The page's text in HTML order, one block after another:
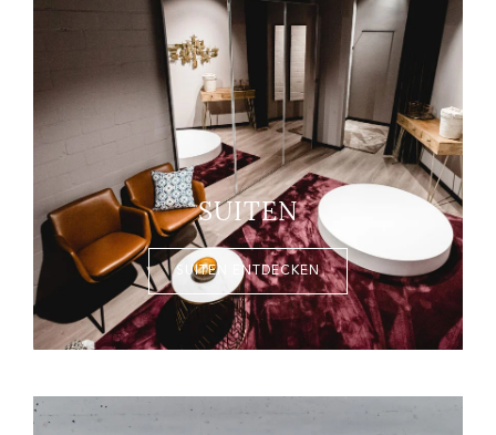
SUITEN
SUITEN ENTDECKEN